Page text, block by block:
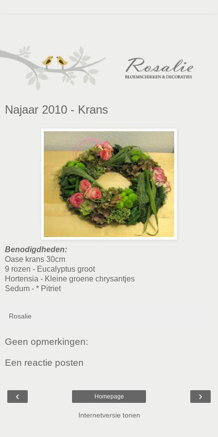
Najaar 2010 - Krans
Benodigdheden:
Oase krans 30cm
9 rozen - Eucalyptus groot
Hortensia - Kleine groene chrysantjes
Sedum - * Pitriet
Rosalie
Geen opmerkingen:
Een reactie posten
‹ ›
Homepage
Internetversie tonen